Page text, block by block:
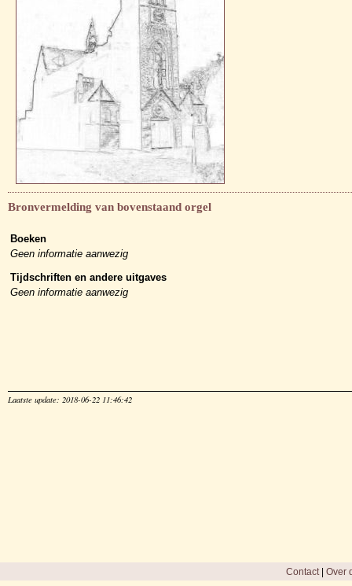
Bronvermelding van bovenstaand orgel
Boeken
Geen informatie aanwezig
Tijdschriften en andere uitgaves
Geen informatie aanwezig
Laatste update: 2018-06-22 11:46:42
Contact| Over